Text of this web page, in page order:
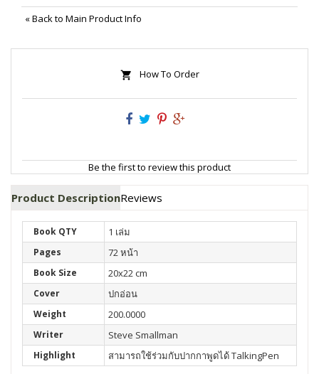
«Back to Main Product Info
How To Order
Be the first to review this product
Product DescriptionReviews
Book QTY 1 เล่ม
Pages 72 หน้า
Book Size 20x22 cm
Cover ปกอ่อน
Weight 200.0000
Writer Steve Smallman
Highlight สามารถใช้ร่วมกับปากกาพูดได้ TalkingPen